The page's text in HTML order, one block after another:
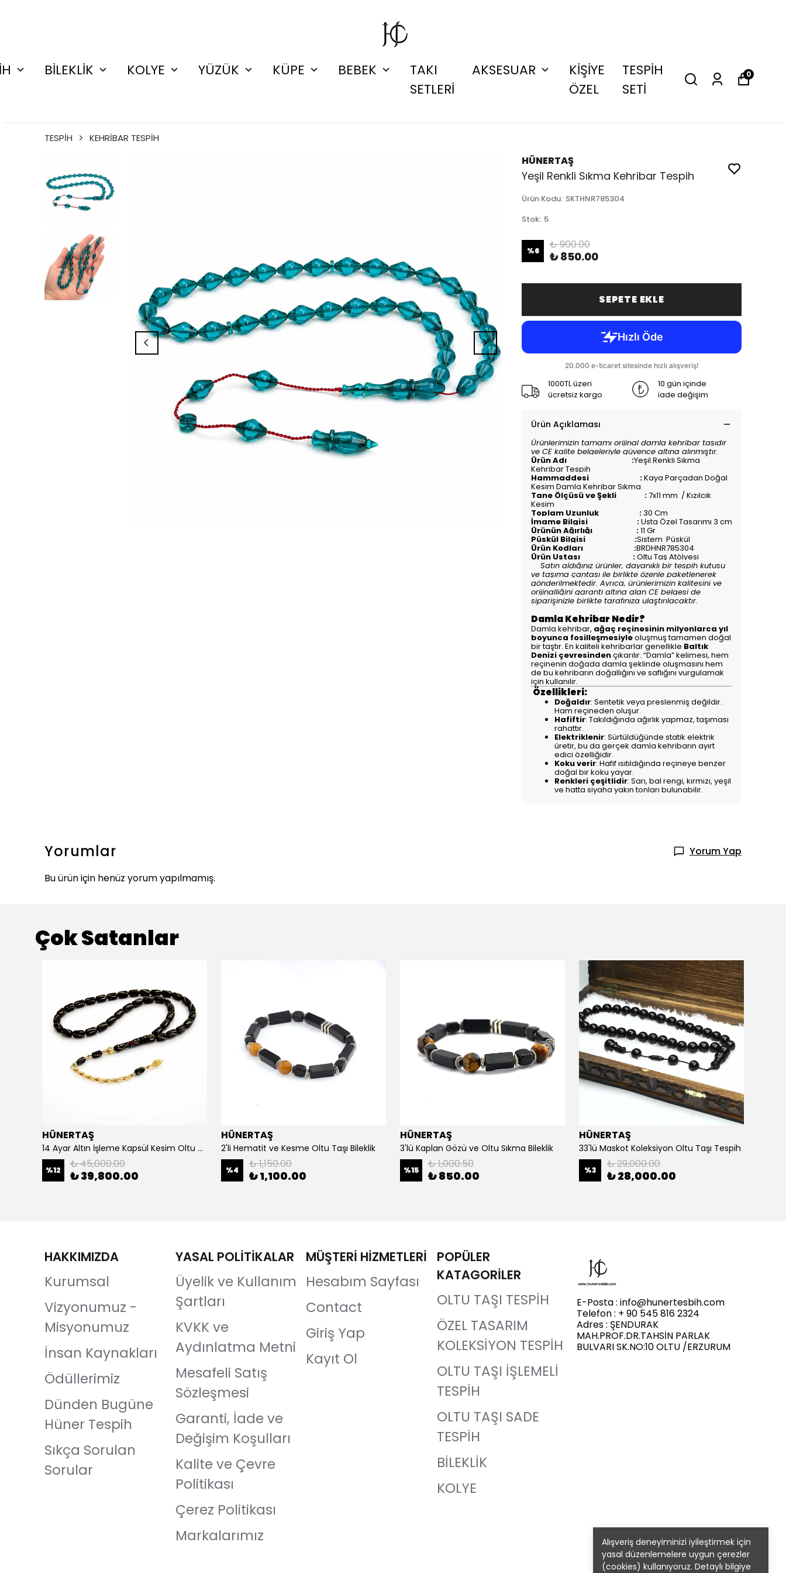
BİLEKLİK KOLYE YÜZÜK KÜPE BEBEK
TAKI
SETLERİ
AKSESUAR
KİŞİYE
ÖZEL
TESPİH
SETİ
0
Alışveriş deneyiminizi iyileştirmek için
yasal düzenlemelere uygun çerezler
(cookies) kullanıyoruz. Detaylı bilgiye
TESPİH KEHRİBAR TESPİH
HÜNERTAŞ
Yeşil Renkli Sıkma Kehribar Tespih
Ürün Kodu: SKTHNR785304
Stok: 5
%6 ₺ 900.00
₺ 850.00
SEPETE EKLE
1000TL üzeri
ücretsiz kargo
10 gün içinde
iade değişim
Ürün Açıklaması
Ürünlerimizin tamamı orijinal damla kehribar taşıdır
ve CE kalite belgeleriyle güvence altına alınmıştır.
Ürün Adı :Yeşil Renkli Sıkma
Kehribar Tespih
Hammaddesi :Kaya Parçadan Doğal
Kesim Damla Kehribar Sıkma
Tane Ölçüsü ve Şekli :7x11 mm / Kızılcık
Kesim
Toplam Uzunluk :30 Cm
İmame Bilgisi :Usta Özel Tasarımı 3 cm
Ürünün Ağırlığı :11 Gr
Püskül Bilgisi :Sistem Püskül
Ürün Kodları :BRDHNR785304
Ürün Ustası :Oltu Taş Atölyesi
Satın aldığınız ürünler, dayanıklı bir tespih kutusu
ve taşıma çantası ile birlikte özenle paketlenerek
gönderilmektedir. Ayrıca, ürünlerimizin kalitesini ve
orijinalliğini garanti altına alan CE belgesi de
siparişinizle birlikte tarafınıza ulaştırılacaktır.
Damla Kehribar Nedir?
Damla kehribar, ağaç reçinesinin milyonlarca yıl
boyunca fosilleşmesiyleoluşmuş tamamen doğal
bir taştır. En kaliteli kehribarlar genellikle Baltık
Denizi çevresindençıkarılır. “Damla” kelimesi, hem
reçinenin doğada damla şeklinde oluşmasını hem
de bu kehribarın doğallığını ve saflığını vurgulamak
için kullanılır.
Özellikleri:
Doğaldır: Sentetik veya preslenmiş değildir.
Ham reçineden oluşur.
Hafiftir: Takıldığında ağırlık yapmaz, taşıması
rahattır.
Elektriklenir: Sürtüldüğünde statik elektrik
üretir, bu da gerçek damla kehribarın ayırt
edici özelliğidir.
Koku verir: Hafif ısıtıldığında reçineye benzer
doğal bir koku yayar.
Renkleri çeşitlidir: Sarı, bal rengi, kırmızı, yeşil
ve hatta siyaha yakın tonları bulunabilir.
Yorumlar
Yorum Yap
Bu ürün için henüz yorum yapılmamış.
Çok Satanlar
HÜNERTAŞ
14 Ayar Altın İşleme Kapsül Kesim Oltu Taşı Tespih
%12 ₺ 45,000.00
₺ 39,800.00
HÜNERTAŞ
2'li Hematit ve Kesme Oltu Taşı Bileklik
%4 ₺ 1,150.00
₺ 1,100.00
HÜNERTAŞ
3'lü Kaplan Gözü ve Oltu Sıkma Bileklik
%15 ₺ 1,000.50
₺ 850.00
HÜNERTAŞ
33'lü Maskot Koleksiyon Oltu Taşı Tespih
%3 ₺ 29,000.00
₺ 28,000.00
HAKKIMIZDA
Kurumsal
Vizyonumuz -
Misyonumuz
İnsan Kaynakları
Ödüllerimiz
Dünden Bugüne
Hüner Tespih
Sıkça Sorulan
Sorular
YASAL POLİTİKALAR
Üyelik ve Kullanım
Şartları
KVKK ve
Aydınlatma Metni
Mesafeli Satış
Sözleşmesi
Garanti, İade ve
Değişim Koşulları
Kalite ve Çevre
Politikası
Çerez Politikası
Markalarımız
MÜŞTERİ HİZMETLERİ
Hesabım Sayfası
Contact
Giriş Yap
Kayıt Ol
POPÜLER
KATAGORİLER
OLTU TAŞI TESPİH
ÖZEL TASARIM
KOLEKSİYON TESPİH
OLTU TAŞI İŞLEMELİ
TESPİH
OLTU TAŞI SADE
TESPİH
BİLEKLİK
KOLYE
E-Posta : info@hunertesbih.com
Telefon : + 90 545 816 2324
Adres : ŞENDURAK
MAH.PROF.DR.TAHSİN PARLAK
BULVARI SK.NO:10 OLTU /ERZURUM